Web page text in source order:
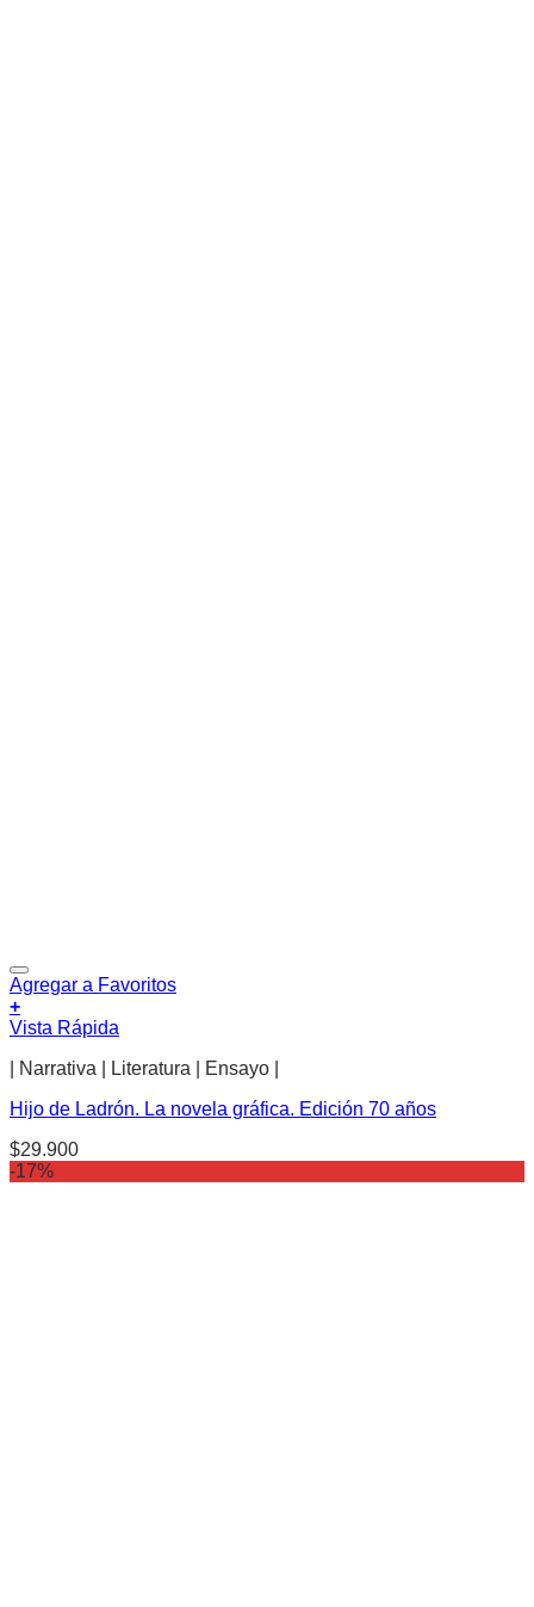
Agregar a Favoritos
+
Vista Rápida
| Narrativa | Literatura | Ensayo |
Hijo de Ladrón. La novela gráfica. Edición 70 años
$29.900
-17%